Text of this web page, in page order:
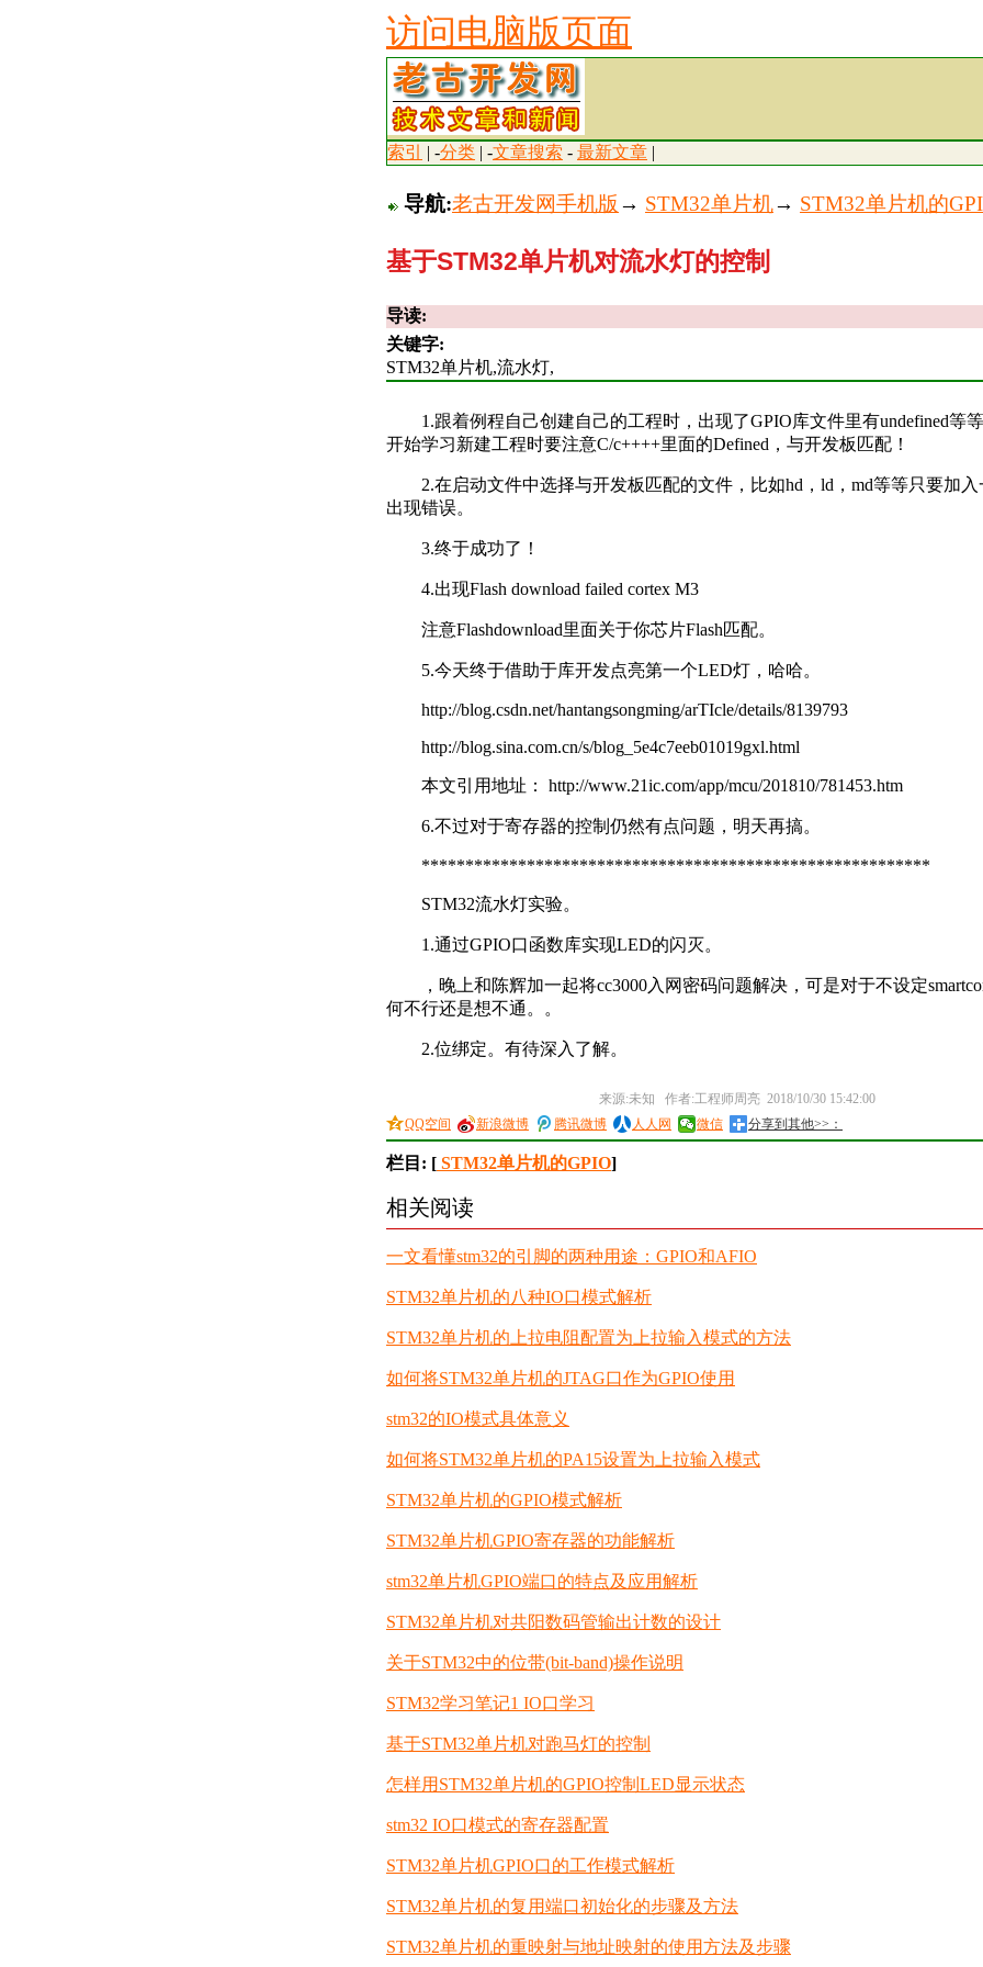
访问电脑版页面
索引 | -分类 | -文章搜索 - 最新文章 |
导航:老古开发网手机版 → STM32单片机→ STM32单片机的
基于STM32单片机对流水灯的控制
导读:
关键字:
STM32单片机,流水灯,
1.跟着例程自己创建自己的工程时，出现了GPIO库文件里有undefined等
开始学习新建工程时要注意C/c++++里面的Defined，与开发板匹配！
2.在启动文件中选择与开发板匹配的文件，比如hd，ld，md等等只要加
出现错误。
3.终于成功了！
4.出现Flash download failed cortex M3
注意Flashdownload里面关于你芯片Flash匹配。
5.今天终于借助于库开发点亮第一个LED灯，哈哈。
http://blog.csdn.net/hantangsongming/arTIcle/details/8139793
http://blog.sina.com.cn/s/blog_5e4c7eeb01019gxl.html
本文引用地址： http://www.21ic.com/app/mcu/201810/781453.htm
6.不过对于寄存器的控制仍然有点问题，明天再搞。
**********************************************************
STM32流水灯实验。
1.通过GPIO口函数库实现LED的闪灭。
，晚上和陈辉加一起将cc3000入网密码问题解决，可是对于不设定
何不行还是想不通。。
2.位绑定。有待深入了解。
来源:未知 作者:工程师周亮 2018/10/30 15:42:00
QQ空间
新浪微博 腾讯微博 人人网 微信 分享到其他>>：
栏目: [ STM32单片机的GPIO]
相关阅读
一文看懂stm32的引脚的两种用途：GPIO和AFIO
STM32单片机的八种IO口模式解析
STM32单片机的上拉电阻配置为上拉输入模式的方法
如何将STM32单片机的JTAG口作为GPIO使用
stm32的IO模式具体意义
如何将STM32单片机的PA15设置为上拉输入模式
STM32单片机的GPIO模式解析
STM32单片机GPIO寄存器的功能解析
stm32单片机GPIO端口的特点及应用解析
STM32单片机对共阳数码管输出计数的设计
关于STM32中的位带(bit-band)操作说明
STM32学习笔记1 IO口学习
基于STM32单片机对跑马灯的控制
怎样用STM32单片机的GPIO控制LED显示状态
stm32 IO口模式的寄存器配置
STM32单片机GPIO口的工作模式解析
STM32单片机的复用端口初始化的步骤及方法
STM32单片机的重映射与地址映射的使用方法及步骤